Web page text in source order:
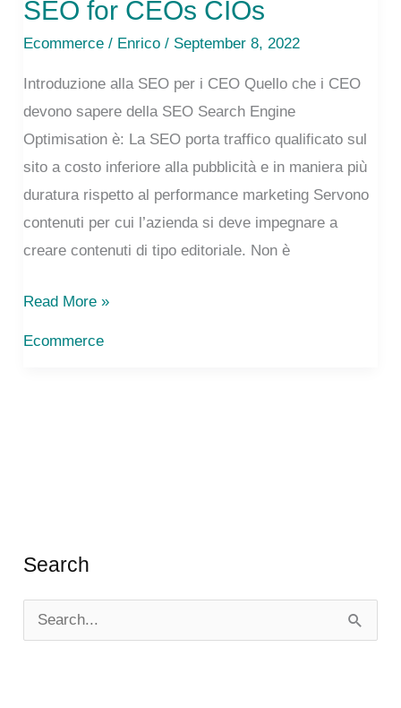
Search
e
SEO for CEOs CIOs
Ecommerce / Enrico/ September 8, 2022
Introduzione alla SEO per i CEO Quello che i CEO
devono sapere della SEO Search Engine
Optimisation è: La SEO porta traffico qualificato sul
sito a costo inferiore alla pubblicità e in maniera più
duratura rispetto al performance marketing Servono
contenuti per cui l’azienda si deve impegnare a
creare contenuti di tipo editoriale. Non è
SEO
Read More »
Ecommerce